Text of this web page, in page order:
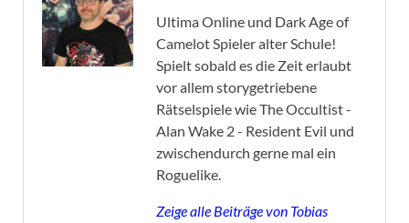
Ultima Online und Dark Age of
Camelot Spieler alter Schule!
Spielt sobald es die Zeit erlaubt
vor allem storygetriebene
Rätselspiele wie The Occultist -
Alan Wake 2 - Resident Evil und
zwischendurch gerne mal ein
Roguelike.
Zeige alle Beiträge von Tobias